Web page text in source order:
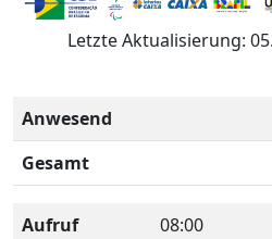
Letzte Aktualisierung:
Anwesend
Gesamt
Aufruf
08:00